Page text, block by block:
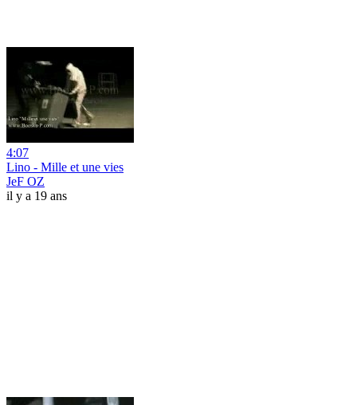
4:07
Lino - Mille et une vies
JeF OZ
il y a 19 ans